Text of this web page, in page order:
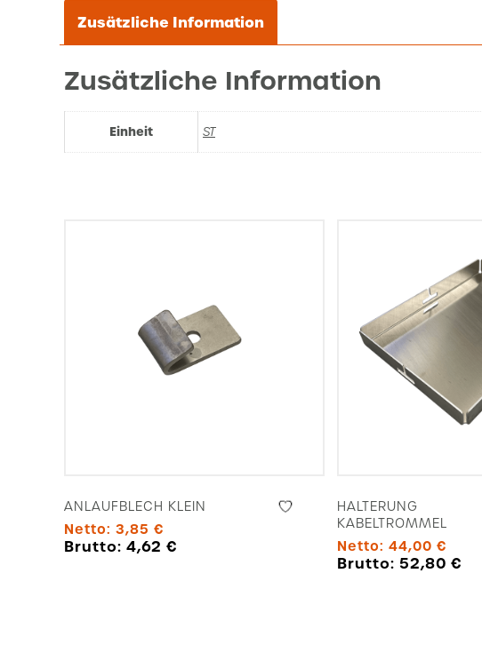
Zusätzliche Information
Zusätzliche Information
Einheit ST
ANLAUFBLECH KLEIN
Netto: 3,85 €
Brutto: 4,62 €
HALTERUNG
KABELTROMMEL
Netto: 44,00 €
Brutto: 52,80€